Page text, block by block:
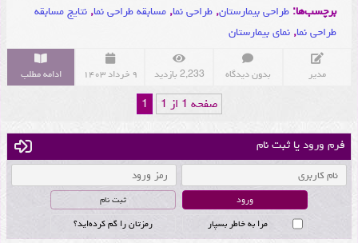
برچسب‌ها:طراحی بیمارستان,طراحی نما,مسابقه طراحی نما,نتایج مسابقه
طراحی نما,نمای بیمارستان
مدیر بدون دیدگاه 2,233 بازدید ۹ خرداد ۱۴۰۳ ادامه مطلب
صفحه 1 از 1
1
فرم ورود یا ثبت نام
ثبت نام
مرا به خاطر بسپار
رمزتان را گم کرده‌اید؟